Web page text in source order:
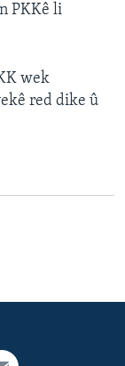
PKKê li
wek
red dike û